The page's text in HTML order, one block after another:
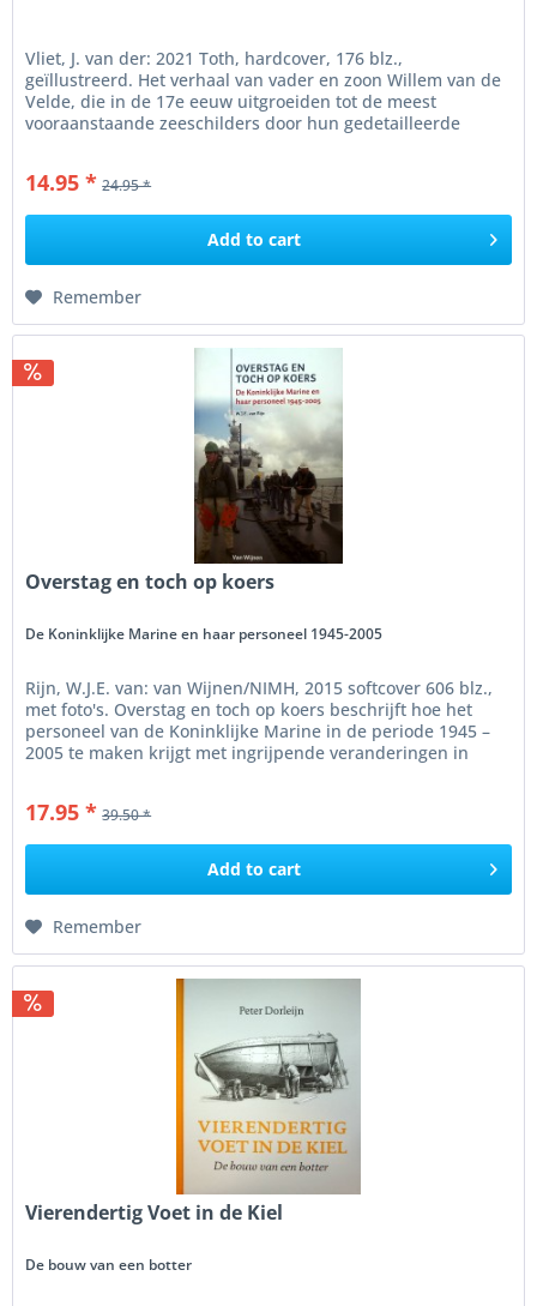
Vliet, J. van der: 2021 Toth, hardcover, 176 blz.,
geïllustreerd. Het verhaal van vader en zoon Willem van de
Velde, die in de 17e eeuw uitgroeiden tot de meest
vooraanstaande zeeschilders door hun gedetailleerde
14.95 * 24.95 *
Add to cart
Remember
Overstag en toch op koers
De Koninklijke Marine en haar personeel 1945-2005
Rijn, W.J.E. van: van Wijnen/NIMH, 2015 softcover 606 blz.,
met foto's. Overstag en toch op koers beschrijft hoe het
personeel van de Koninklijke Marine in de periode 1945 –
2005 te maken krijgt met ingrijpende veranderingen in
17.95 * 39.50 *
Add to cart
Remember
Vierendertig Voet in de Kiel
De bouw van een botter